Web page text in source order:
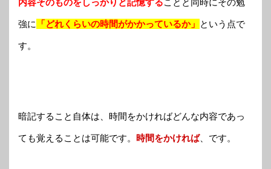
強に 「どれくらいの時間がかかっているか」 という点で
す。
暗記すること自体は、時間をかければどんな内容であっ
ても覚えることは可能です。 時間をかければ、です。